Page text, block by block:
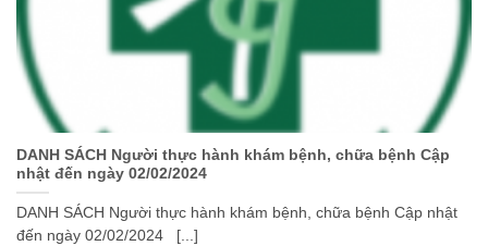
DANH SÁCH Người thực hành khám bệnh, chữa bệnh Cập
nhật đến ngày 02/02/2024
DANH SÁCH Người thực hành khám bệnh, chữa bệnh Cập nhật
đến ngày 02/02/2024 [...]